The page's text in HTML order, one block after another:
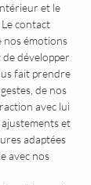
et le
contact
nos émotions
développer
fait prendre
de nos
avec lui
et
adaptées
avec nos